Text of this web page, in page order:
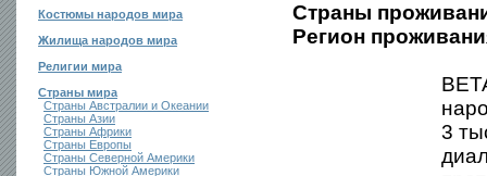
Костюмы народов мира
Жилища народов мира
Религии мира
Страны мира
Страны Австралии и Океании
Страны Азии
Страны Африки
Страны Европы
Страны Северной Америки
Страны Южной Америки
Страны
Регион
3